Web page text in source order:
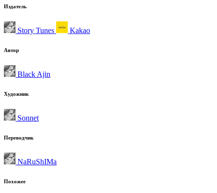
Издатель
Story Tunes Kakao
Автор
Black Ajin
Художник
Sonnet
Переводчик
NaRuShIMa
Похожее